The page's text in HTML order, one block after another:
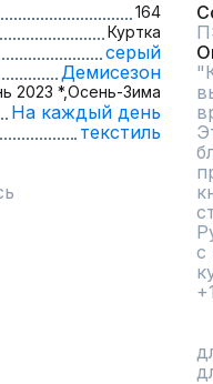
164
Куртка
серый
Демисезон
2023 *,Осень-Зима
На каждый день
текстиль
с